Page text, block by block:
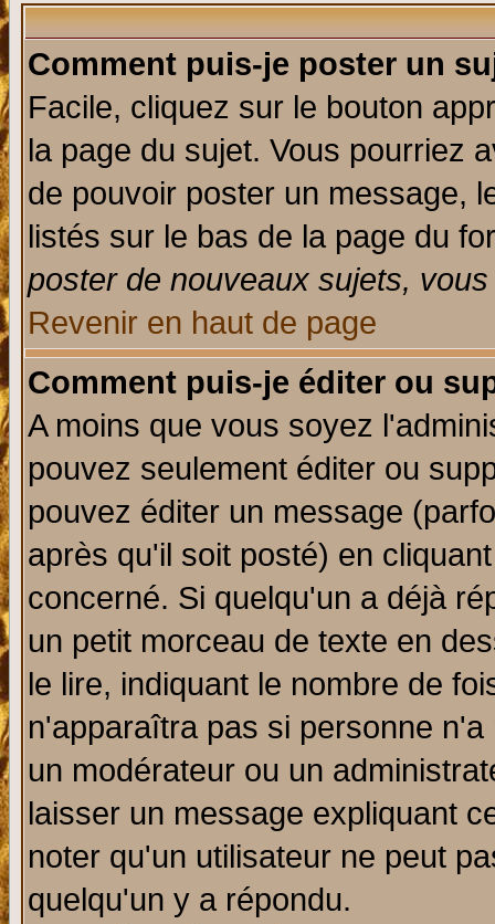
Comment puis-je poster un
Facile, cliquez sur le bouton
la page du sujet. Vous pourriez
de pouvoir poster un message,
listés sur le bas de la page du
poster de nouveaux sujets,
Revenir en haut de page
Comment puis-je éditer ou
A moins que vous soyez
pouvez seulement éditer ou
pouvez éditer un message
après qu'il soit posté) en
concerné. Si quelqu'un a déjà
un petit morceau de texte en
le lire, indiquant le nombre de
n'apparaîtra pas si personne
un modérateur ou un
laisser un message expliquant
noter qu'un utilisateur ne peut
quelqu'un y a répondu.